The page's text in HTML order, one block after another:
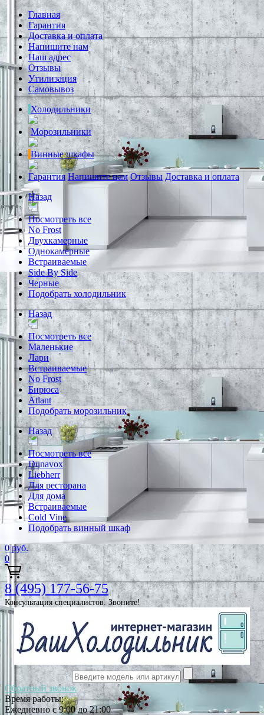
Главная
Гарантия
Доставка и оплата
Напишите нам
Наш адрес
Отзывы
Утилизация
Самовывоз
Холодильники
Морозильники
Винные шкафы
Гарантия Напишите нам Отзывы Доставка и оплата
Назад
Посмотреть все
No Frost
Двухкамерные
Однокамерные
Встраиваемые
Side By Side
Черные
Подобрать холодильник
Назад
Посмотреть все
Маленькие
Лари
Встраиваемые
No Frost
Бирюса
Atlant
Подобрать морозильник
Назад
Посмотреть все
Dunavox
Liebherr
Для ресторана
Для дома
Встраиваемые
Cold Vine
Подобрать винный шкаф
0 руб.
0
8 (495) 177-56-75
Консультация специалистов. Звоните!
Обратный звонок
Время работы:
Ежедневно с 9:00 до 21:00